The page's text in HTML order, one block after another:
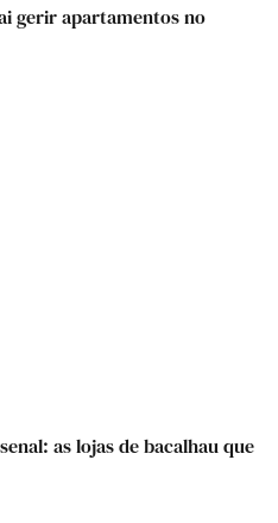
gerir apartamentos no
as lojas de bacalhau que